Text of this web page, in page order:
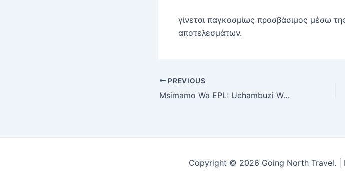
γίνεται παγκοσμίως προσβάσιμος μέσω
αποτελεσμάτων.
Post
navigation
PREVIOUS
Msimamo Wa EPL: Uchambuzi Wa Undani Kwa Msimu Huu
Copyright © 2026 Going North Travel. |